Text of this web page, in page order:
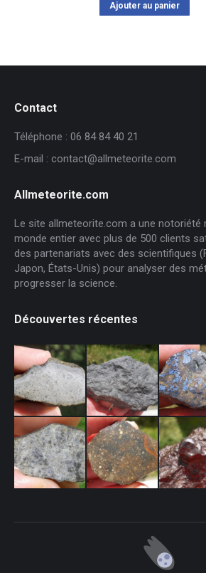
Ajouter au panier
Contact
Téléphone : 06 84 84 40 21
E-mail : contact@allmeteorite.com
Allmeteorite.com
Le site allmeteorite.com a une notoriété
monde entier avec plus de 500 clients
des partenariats avec des scientifiques
Japon, États-Unis) pour analyser des
progresser la science.
Découvertes récentes